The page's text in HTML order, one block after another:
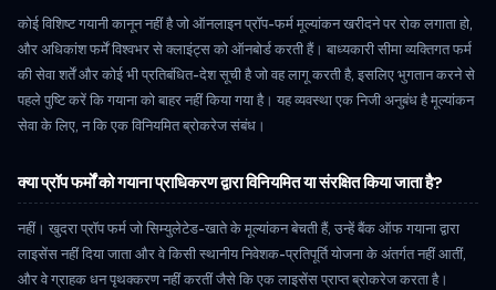
कोई विशिष्ट गयानी कानून नहीं है जो ऑनलाइन प्रॉप-फर्म मूल्यांकन खरीदने पर रोक लगाता हो,
और अधिकांश फर्में विश्वभर से क्लाइंट्स को ऑनबोर्ड करती हैं। बाध्यकारी सीमा व्यक्तिगत फर्म
की सेवा शर्तें और कोई भी प्रतिबंधित-देश सूची है जो वह लागू करती है, इसलिए भुगतान करने से
पहले पुष्टि करें कि गयाना को बाहर नहीं किया गया है। यह व्यवस्था एक निजी अनुबंध है मूल्यांकन
सेवा के लिए, न कि एक विनियमित ब्रोकरेज संबंध।
क्या प्रॉप फर्मों को गयाना प्राधिकरण द्वारा विनियमित या संरक्षित किया जाता है?
नहीं। खुदरा प्रॉप फर्म जो सिम्युलेटेड-खाते के मूल्यांकन बेचती हैं, उन्हें बैंक ऑफ गयाना द्वारा
लाइसेंस नहीं दिया जाता और वे किसी स्थानीय निवेशक-प्रतिपूर्ति योजना के अंतर्गत नहीं आतीं,
और वे ग्राहक धन पृथक्करण नहीं करतीं जैसे कि एक लाइसेंस प्राप्त ब्रोकरेज करता है।